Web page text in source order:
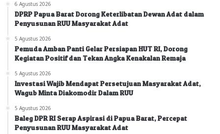
6 Agustus 2026
DPRP Papua Barat Dorong Keterlibatan Dewan Adat dalam
Penyusunan RUU Masyarakat Adat
5 Agustus 2026
Pemuda Amban Panti Gelar Persiapan HUT RI, Dorong
Kegiatan Positif dan Tekan Angka Kenakalan Remaja
5 Agustus 2026
Investasi Wajib Mendapat Persetujuan Masyarakat Adat,
Wagub Minta Diakomodir Dalam RUU
5 Agustus 2026
Baleg DPR RI Serap Aspirasi di Papua Barat, Percepat
Penyusunan RUU Masyarakat Adat